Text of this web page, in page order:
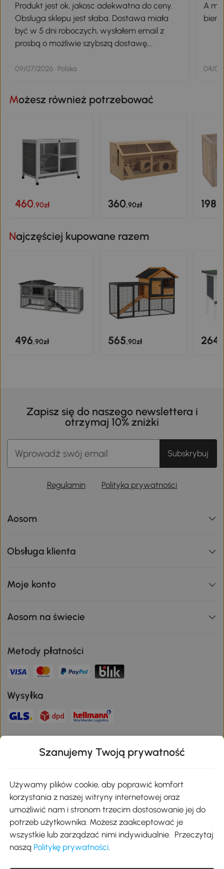
Produkt jest ok, jakosc adekwatna do ceny.
Obsluga sklepu jest słaba. Dostawa miała
być w 5 dni roboczych, wysłałem email z
prosbą o możliwie szybszą dostawę,
bota gdzie mogę slrawdzić status
(jakbym tego potrzebował). Finalnie
dostałem po 11dniach, 7 roboczcych.
09/07/2026 · Polska
A mi
bien!
04/
Możesz również potrzebować
460,90zł 360,90zł 198
Najczęściej kupowane razem
496,90zł 565,90zł 264
Zapisz się do naszego newslettera i
otrzymaj 10% zniżki
Subskrybuj
Regulamin Polityka prywatności
Aosom
Obsługa klienta
Moje konto
Aosom na świecie
Metody płatności
Wysyłka
Pobierz aplikację Aosom
Google Play
Szanujemy Twoją prywatność
Używamy plików cookie, aby poprawić komfort
korzystania z naszej witryny internetowej oraz
umożliwić nam i stronom trzecim dostosowanie jej do
potrzeb użytkownika. Możesz zaakceptować je
wszystkie lub zarządzać nimi indywidualnie. Przeczytaj
naszą Politykę prywatności.